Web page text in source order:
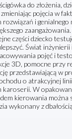
do złożenia,
pojęcia w
i genialnego
części dziecko
Świat
pojęć i
3D, pomocne przy
przedstawiającą w
o atrakcyjnej
karoserii. W
kierowania można
wykonany z dbałością